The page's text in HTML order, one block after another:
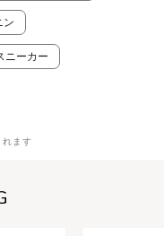
ン
ニーカー
れます